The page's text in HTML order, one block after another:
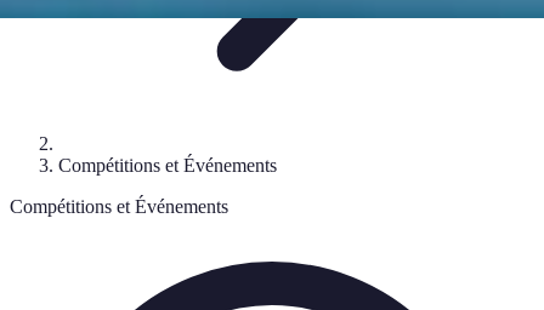
Compétitions et Événements
Compétitions et Événements